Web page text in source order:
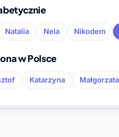
Natalia Nela Nikodem
w Polsce
Katarzyna Małgorzata